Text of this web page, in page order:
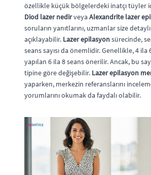
özellikle küçük bölgelerdeki inatçı tüyler
Diod lazer nedirveya Alexandrite lazer
soruların yanıtlarını, uzmanlar size
açıklayabilir. Lazer epilasyonsürecinde,
seans sayısı da önemlidir. Genellikle, 4 ila
yapılan 6 ila 8 seans önerilir. Ancak, bu
tipine göre değişebilir. Lazer epilasyon
yaparken, merkezin referanslarını
yorumlarını okumak da faydalı olabilir.